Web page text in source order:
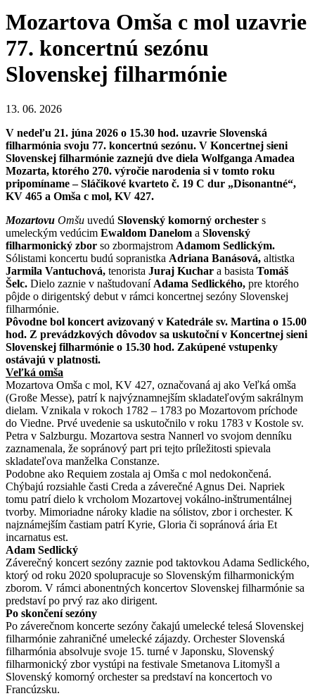
Mozartova Omša c mol uzavrie
77. koncertnú sezónu
Slovenskej filharmónie
13. 06. 2026
V nedeľu 21. júna 2026 o 15.30 hod. uzavrie Slovenská
filharmónia svoju 77. koncertnú sezónu. V Koncertnej sieni
Slovenskej filharmónie zaznejú dve diela Wolfganga Amadea
Mozarta, ktorého 270. výročie narodenia si v tomto roku
pripomíname – Sláčikové kvarteto č. 19 C dur „Disonantné“,
KV 465 a Omša c mol, KV 427.
Mozartovu Omšu uvedú Slovenský komorný orchester s
umeleckým vedúcim Ewaldom Danelom a Slovenský
filharmonický zbor so zbormajstrom Adamom Sedlickým.
Sólistami koncertu budú sopranistka Adriana Banásová, altistka
Jarmila Vantuchová, tenorista Juraj Kuchar a basista Tomáš
Šelc. Dielo zaznie v naštudovaní Adama Sedlického, pre ktorého
pôjde o dirigentský debut v rámci koncertnej sezóny Slovenskej
filharmónie.
Pôvodne bol koncert avizovaný v Katedrále sv. Martina o 15.00
hod. Z prevádzkových dôvodov sa uskutoční v Koncertnej sieni
Slovenskej filharmónie o 15.30 hod. Zakúpené vstupenky
ostávajú v platnosti.
Veľká omša
Mozartova Omša c mol, KV 427, označovaná aj ako Veľká omša
(Große Messe), patrí k najvýznamnejším skladateľovým sakrálnym
dielam. Vznikala v rokoch 1782 – 1783 po Mozartovom príchode
do Viedne. Prvé uvedenie sa uskutočnilo v roku 1783 v Kostole sv.
Petra v Salzburgu. Mozartova sestra Nannerl vo svojom denníku
zaznamenala, že sopránový part pri tejto príležitosti spievala
skladateľova manželka Constanze.
Podobne ako Requiem zostala aj Omša c mol nedokončená.
Chýbajú rozsiahle časti Creda a záverečné Agnus Dei. Napriek
tomu patrí dielo k vrcholom Mozartovej vokálno-inštrumentálnej
tvorby. Mimoriadne nároky kladie na sólistov, zbor i orchester. K
najznámejším častiam patrí Kyrie, Gloria či sopránová ária Et
incarnatus est.
Adam Sedlický
Záverečný koncert sezóny zaznie pod taktovkou Adama Sedlického,
ktorý od roku 2020 spolupracuje so Slovenským filharmonickým
zborom. V rámci abonentných koncertov Slovenskej filharmónie sa
predstaví po prvý raz ako dirigent.
Po skončení sezóny
Po záverečnom koncerte sezóny čakajú umelecké telesá Slovenskej
filharmónie zahraničné umelecké zájazdy. Orchester Slovenská
filharmónia absolvuje svoje 15. turné v Japonsku, Slovenský
filharmonický zbor vystúpi na festivale Smetanova Litomyšl a
Slovenský komorný orchester sa predstaví na koncertoch vo
Francúzsku.